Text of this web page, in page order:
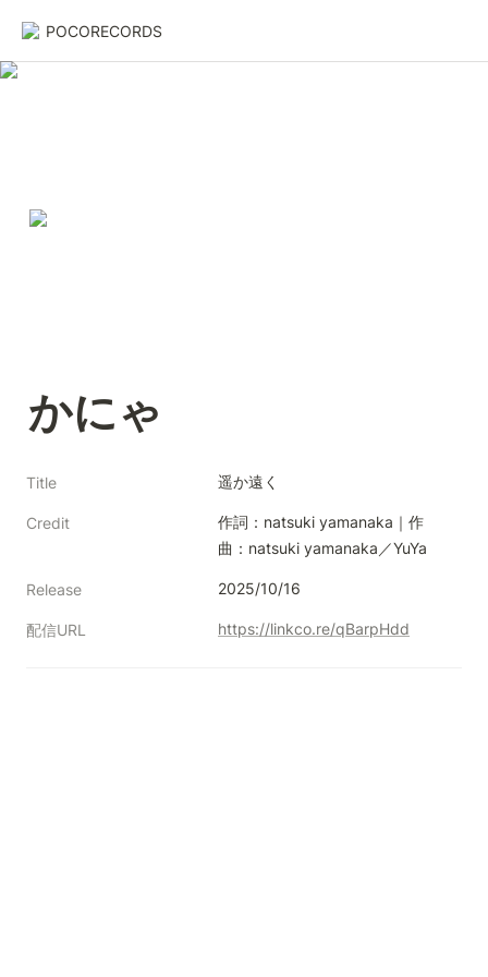
POCORECORDS
かにゃ
Title 遥か遠く
Credit
作詞：natsuki yamanaka｜作
曲：natsuki yamanaka／YuYa
Release 2025/10/16
配信URL https://linkco.re/qBarpHdd